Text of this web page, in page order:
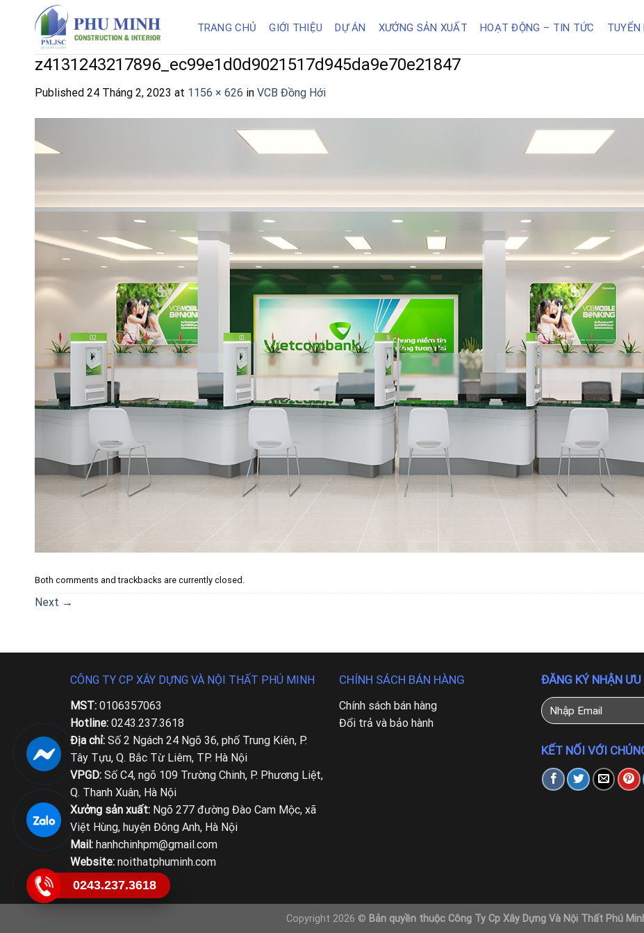
TRANG CHỦ GIỚI THIỆU DỰ ÁN XƯỞNG SẢN XUẤT HOẠT ĐỘNG – TIN TỨC TUYỂN
z4131243217896_ec99e1d0d9021517d945da9e70e21847
Published 24 Tháng 2, 2023 at 1156 × 626 in VCB Đồng Hới
Both comments and trackbacks are currently closed.
Next →
CÔNG TY CP XÂY DỰNG VÀ NỘI THẤT PHÚ MINH
MST: 0106357063
Hotline:0243.237.3618
Địa chỉ:Số 2 Ngách 24 Ngõ 36, phố Trung Kiên, P.
Tây Tựu, Q. Bắc Từ Liêm, TP. Hà Nội
VPGD:Số C4, ngõ 109 Trường Chinh, P. Phương Liệt,
Q. Thanh Xuân, Hà Nội
Xưởng sản xuất:Ngõ 277 đường Đào Cam Mộc, xã
Việt Hùng, huyện Đông Anh, Hà Nội
Mail: hanhchinhpm@gmail.com
Website:noithatphuminh.com
CHÍNH SÁCH BÁN HÀNG
Chính sách bán hàng
Đổi trả và bảo hành
ĐĂNG KÝ NHẬN
KẾT NỐI VỚI
Copyright 2026 © Bản quyền thuộc Công Ty Cp Xây Dựng Và Nội Thất Phú
0243.237.3618